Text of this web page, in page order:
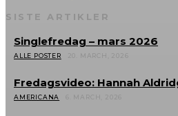
SISTE ARTIKLER
Singlefredag – mars 2026
ALLE POSTER 20. MARCH, 2026
Fredagsvideo: Hannah
AMERICANA 6. MARCH, 2026